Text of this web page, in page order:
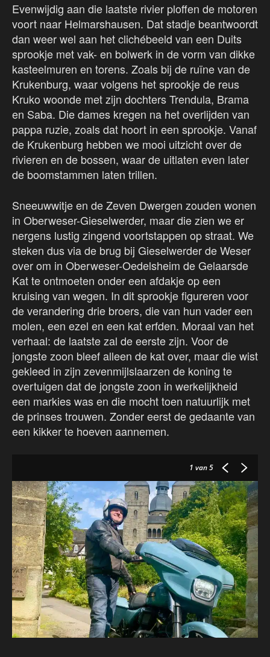
Evenwijdig aan die laatste rivier ploffen de motoren
voort naar Helmarshausen. Dat stadje beantwoordt
dan weer wel aan het clichébeeld van een Duits
sprookje met vak- en bolwerk in de vorm van dikke
kasteelmuren en torens. Zoals bij de ruïne van de
Krukenburg, waar volgens het sprookje de reus
Kruko woonde met zijn dochters Trendula, Brama
en Saba. Die dames kregen na het overlijden van
pappa ruzie, zoals dat hoort in een sprookje. Vanaf
de Krukenburg hebben we mooi uitzicht over de
rivieren en de bossen, waar de uitlaten even later
de boomstammen laten trillen.
Sneeuwwitje en de Zeven Dwergen zouden wonen
in Oberweser-Gieselwerder, maar die zien we er
nergens lustig zingend voortstappen op straat. We
steken dus via de brug bij Gieselwerder de Weser
over om in Oberweser-Oedelsheim de Gelaarsde
Kat te ontmoeten onder een afdakje op een
kruising van wegen. In dit sprookje figureren voor
de verandering drie broers, die van hun vader een
molen, een ezel en een kat erfden. Moraal van het
verhaal: de laatste zal de eerste zijn. Voor de
jongste zoon bleef alleen de kat over, maar die wist
gekleed in zijn zevenmijlslaarzen de koning te
overtuigen dat de jongste zoon in werkelijkheid
een markies was en die mocht toen natuurlijk met
de prinses trouwen. Zonder eerst de gedaante van
een kikker te hoeven aannemen.
1 van 5